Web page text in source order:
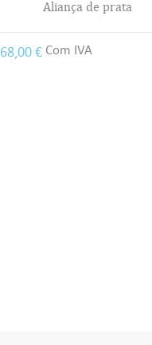
Aliança de prata
68,00 € Com IVA